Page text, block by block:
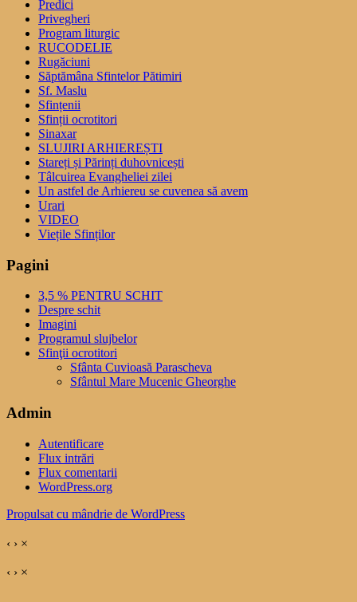
Predici
Privegheri
Program liturgic
RUCODELIE
Rugăciuni
Săptămâna Sfintelor Pătimiri
Sf. Maslu
Sfințenii
Sfinții ocrotitori
Sinaxar
SLUJIRI ARHIEREȘTI
Stareți și Părinți duhovnicești
Tâlcuirea Evangheliei zilei
Un astfel de Arhiereu se cuvenea să avem
Urari
VIDEO
Viețile Sfinților
Pagini
3,5 % PENTRU SCHIT
Despre schit
Imagini
Programul slujbelor
Sfinţii ocrotitori
Sfânta Cuvioasă Parascheva
Sfântul Mare Mucenic Gheorghe
Admin
Autentificare
Flux intrări
Flux comentarii
WordPress.org
Propulsat cu mândrie de WordPress
‹ › ×
‹ › ×